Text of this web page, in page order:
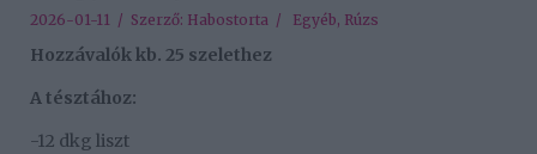
2026-01-11 / Szerző: Habostorta / Egyéb, Rúzs
Hozzávalók kb. 25 szelethez
A tésztához:
-12 dkg liszt